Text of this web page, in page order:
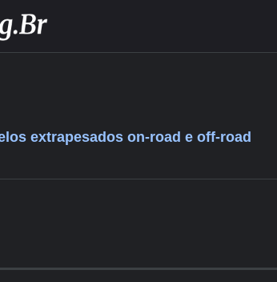
extrapesados on-road e off-road